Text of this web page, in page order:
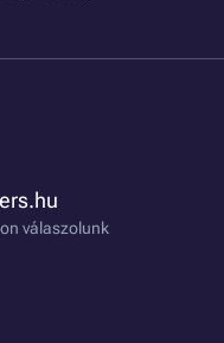
válaszolunk